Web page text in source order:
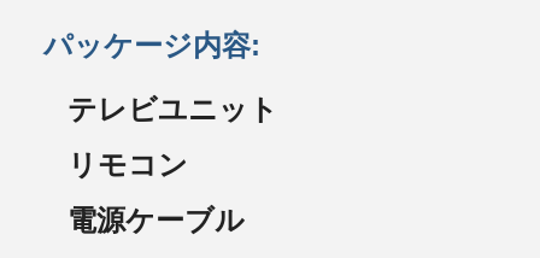
パッケージ内容:
テレビユニット
リモコン
電源ケーブル